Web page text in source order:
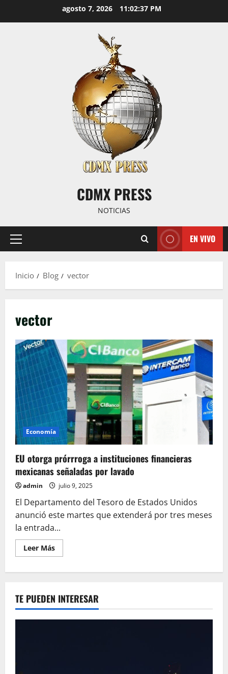
agosto 7, 2026 11:02:37 PM
CDMX PRESS
NOTICIAS
Menú
EN VIVO
Inicio Blog vector
vector
Economía
EU otorga prórrroga a instituciones financieras
mexicanas señaladas por lavado
admin julio 9, 2025
El Departamento del Tesoro de Estados Unidos
anunció este martes que extenderá por tres meses
la entrada...
Leer MásLeer
más
a
instituciones
financieras
mexicanas
TE PUEDEN INTERESAR